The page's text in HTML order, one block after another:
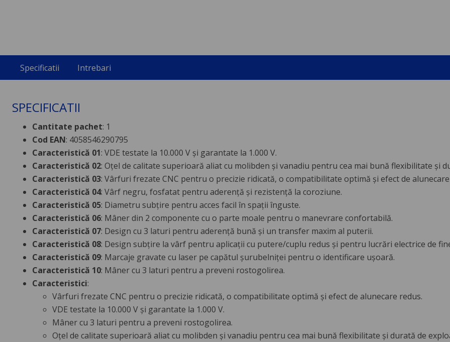
Specificatii Intrebari
SPECIFICATII
Cantitate pachet: 1
Cod EAN: 4058546290795
Caracteristică 01: VDE testate la 10.000 V și garantate la 1.000 V.
Caracteristică 02: Oțel de calitate superioară aliat cu molibden și vanadiu pentru cea mai bună flexibilitate și
Caracteristică 03: Vârfuri frezate CNC pentru o precizie ridicată, o compatibilitate optimă și efect de
Caracteristică 04: Vârf negru, fosfatat pentru aderență și rezistență la coroziune.
Caracteristică 05: Diametru subțire pentru acces facil în spații înguste.
Caracteristică 06: Mâner din 2 componente cu o parte moale pentru o manevrare confortabilă.
Caracteristică 07: Design cu 3 laturi pentru aderență bună și un transfer maxim al puterii.
Caracteristică 08: Design subțire la vârf pentru aplicații cu putere/cuplu redus și pentru lucrări electrice de
Caracteristică 09: Marcaje gravate cu laser pe capătul șurubelniței pentru o identificare ușoară.
Caracteristică 10: Mâner cu 3 laturi pentru a preveni rostogolirea.
Caracteristici:
Vârfuri frezate CNC pentru o precizie ridicată, o compatibilitate optimă și efect de alunecare redus.
VDE testate la 10.000 V și garantate la 1.000 V.
Mâner cu 3 laturi pentru a preveni rostogolirea.
Oțel de calitate superioară aliat cu molibden și vanadiu pentru cea mai bună flexibilitate și durată de